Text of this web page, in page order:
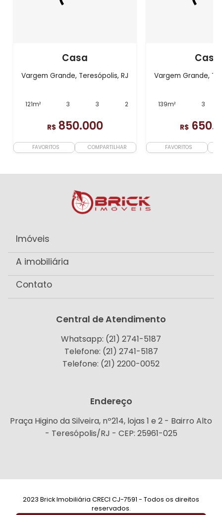
Casa
Vargem Grande, Teresópolis, RJ
121m² 3 3 2
R$ 850.000
FAVORITOS COMPARTILHAR
Casa
Vargem Grande,
139m² 3
R$
FAVORITOS
Imóveis
A imobiliária
Contato
Central de Atendimento
Whatsapp: (21) 2741-5187
Telefone: (21) 2741-5187
Telefone: (21) 2200-0052
Endereço
Praça Higino da Silveira, nº214, lojas 1 e 2 - Bairro Alto
- Teresópolis/RJ - CEP: 25961-025
2023 Brick Imobiliária CRECI CJ-7591 - Todos os direitos
reservados.